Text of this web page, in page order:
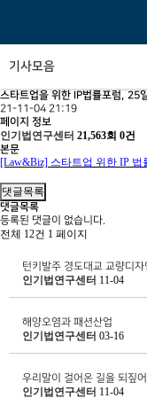
기사모음
스타트업을 위한 IP법률포럼, 25
21-11-04 21:19
페이지 정보
인기법연구센터 21,563회 0건
본문
[Law&Biz] 스타트업 위한 IP 법
댓글목록
댓글목록
등록된 댓글이 없습니다.
전체 12건 1 페이지
턴키발주 경도대교 교량디
인기법연구센터 11-04
해양오염과 패션산업
인기법연구센터 03-16
우리말이 걸어온 길을 되짚
인기법연구센터 11-04